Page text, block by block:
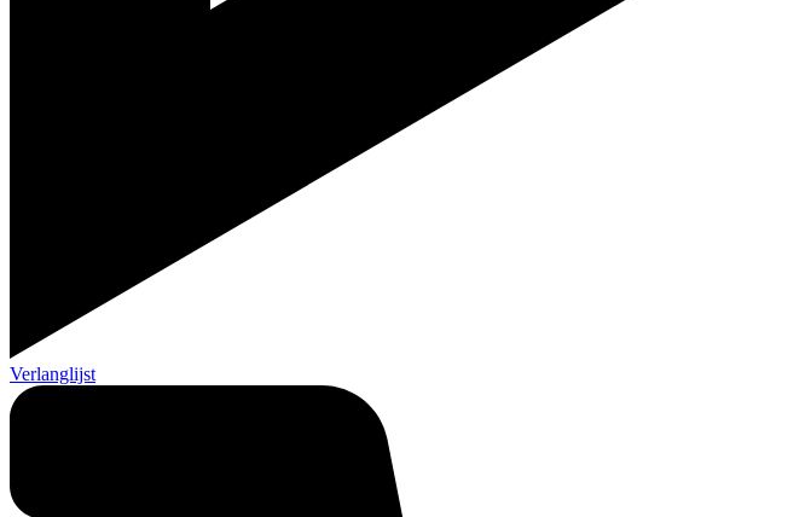
Verlanglijst